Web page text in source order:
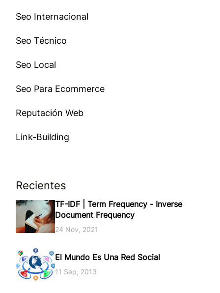
Seo Internacional
Seo Técnico
Seo Local
Seo Para Ecommerce
Reputación Web
Link-Building
Recientes
TF-IDF | Term Frequency - Inverse
Document Frequency
24 Nov, 2021
El Mundo Es Una Red Social
11 Sep, 2013